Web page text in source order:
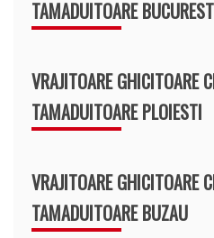
TAMADUITOARE
VRAJITOARE GHICITOARE
TAMADUITOARE PLOIESTI
VRAJITOARE GHICITOARE
TAMADUITOARE BUZAU